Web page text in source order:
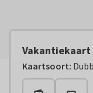
Vakantiekaart
Kaartsoort:
Vanaf:€ 2,99 excl.